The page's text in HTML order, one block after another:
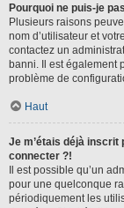
Pourquoi ne puis-je
Plusieurs raisons
nom d’utilisateur et
contactez un
banni. Il est également
problème de
Haut
Je m’étais déjà inscrit
connecter ?!
Il est possible qu’un
pour une quelconque
périodiquement les